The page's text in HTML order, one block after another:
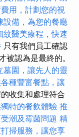
用，計劃您的視
設備，為您的餐廳
紋醫美療程，快速
只有我們員工確認
被認為是最終的。
墓園，讓先人的靈
種豐富餐點，讓
收集和處理符合
特的餐飲體驗 推
潮及霉菌問題 精
掃服務，讓您享